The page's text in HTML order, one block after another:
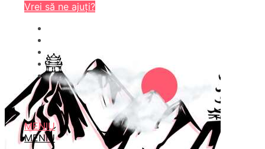
Vrei să ne ajuți?
MENIU
MENIU